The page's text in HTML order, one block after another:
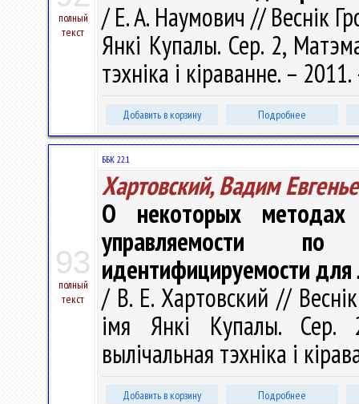
полный
текст
/ Е. А. Наумович // Веснік
Янкі Купалы. Сер. 2,
тэхніка і кіраванне. –
Добавить в корзину Подробнее
93
полный
текст
ББК 22.1
Хартовский, Вадим
О некоторых методах
управляемости
идентифицируемости для
/ В. Е. Хартовский // Веснік
імя Янкі Купалы. Сер.
вылічальная тэхніка і
Добавить в корзину Подробнее